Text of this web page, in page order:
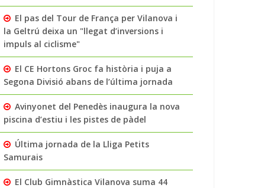
El pas del Tour de França per Vilanova i
la Geltrú deixa un "llegat d’inversions i
impuls al ciclisme"
El CE Hortons Groc fa història i puja a
Segona Divisió abans de l’última jornada
Avinyonet del Penedès inaugura la nova
piscina d’estiu i les pistes de pàdel
Última jornada de la Lliga Petits
Samurais
El Club Gimnàstica Vilanova suma 44